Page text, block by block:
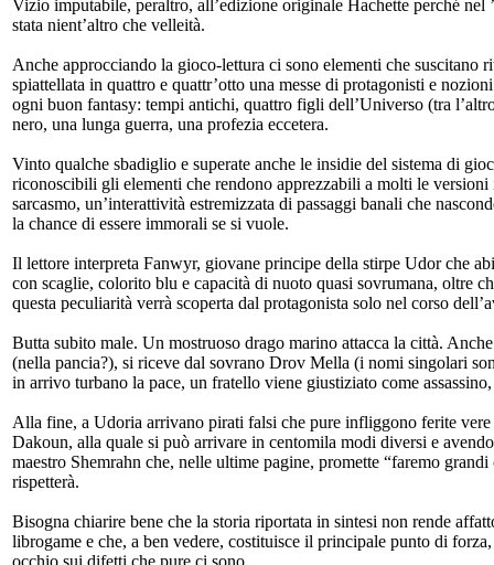
Vizio imputabile, peraltro, all’edizione originale Hachette perché nel
stata nient’altro che velleità.
Anche approcciando la gioco-lettura ci sono elementi che suscitano
spiattellata in quattro e quattr’otto una messe di protagonisti e
ogni buon fantasy: tempi antichi, quattro figli dell’Universo (tra
nero, una lunga guerra, una profezia eccetera.
Vinto qualche sbadiglio e superate anche le insidie del sistema di
riconoscibili gli elementi che rendono apprezzabili a molti le
sarcasmo, un’interattività estremizzata di passaggi banali che
la chance di essere immorali se si vuole.
Il lettore interpreta Fanwyr, giovane principe della stirpe Udor che
con scaglie, colorito blu e capacità di nuoto quasi sovrumana, oltre
questa peculiarità verrà scoperta dal protagonista solo nel corso
Butta subito male. Un mostruoso drago marino attacca la città.
(nella pancia?), si riceve dal sovrano Drov Mella (i nomi singolari
in arrivo turbano la pace, un fratello viene giustiziato come
Alla fine, a Udoria arrivano pirati falsi che pure infliggono ferite
Dakoun, alla quale si può arrivare in centomila modi diversi e
maestro Shemrahn che, nelle ultime pagine, promette “faremo
rispetterà.
Bisogna chiarire bene che la storia riportata in sintesi non rende
librogame e che, a ben vedere, costituisce il principale punto di
occhio sui difetti che pure ci sono.